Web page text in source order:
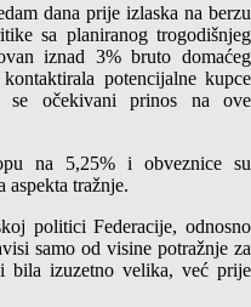
dana prije izlaska na berzu
sa planiranog trogodišnjeg
iznad 3% bruto domaćeg
potencijalne kupce
se očekivani prinos na ove
na 5,25% i obveznice su
aspekta tražnje.
politici Federacije, odnosno
samo od visine potražnje za
bila izuzetno velika, već prije